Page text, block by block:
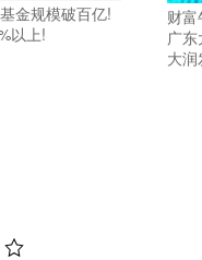
金规模破百亿!
以上!
财
广东
大